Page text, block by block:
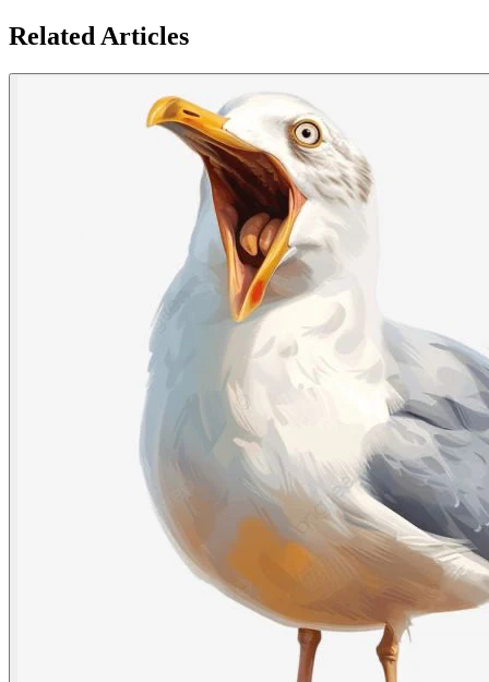
Related Articles